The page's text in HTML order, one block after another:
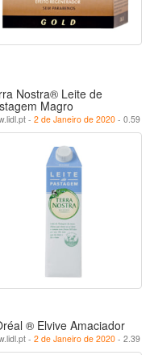
Nostra® Leite de
Magro
- 2 de Janeiro de 2020 - 0.59
® Elvive Amaciador
- 2 de Janeiro de 2020 - 2.39